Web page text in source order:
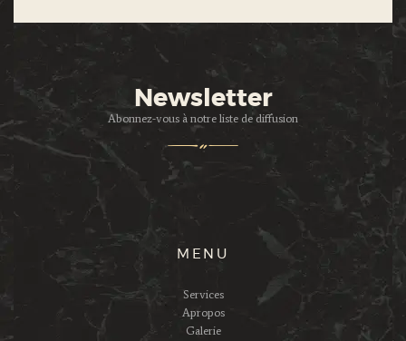
Newsletter
Abonnez-vous à notre liste de diffusion
MENU
Services
Apropos
Galerie